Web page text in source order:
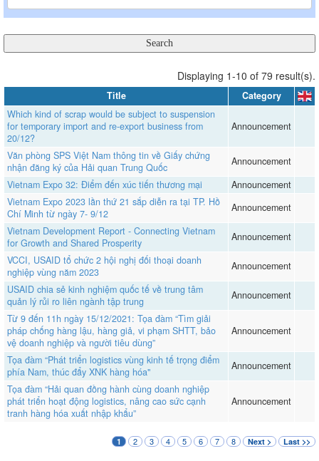
Displaying 1-10 of 79 result(s).
Title
Category
Which kind of scrap would be subject to suspension
for temporary import and re-export business from
20/12?
Announcement
Văn phòng SPS Việt Nam thông tin về Giấy chứng
nhận đăng ký của Hải quan Trung Quốc
Announcement
Vietnam Expo 32: Điểm đến xúc tiến thương mại
Announcement
Vietnam Expo 2023 lần thứ 21 sắp diễn ra tại TP. Hồ
Chí Minh từ ngày 7- 9/12
Announcement
Vietnam Development Report - Connecting Vietnam
for Growth and Shared Prosperity
Announcement
VCCI, USAID tổ chức 2 hội nghị đối thoại doanh
nghiệp vùng năm 2023
Announcement
USAID chia sẻ kinh nghiệm quốc tế về trung tâm
quản lý rủi ro liên ngành tập trung
Announcement
Từ 9 đến 11h ngày 15/12/2021: Tọa đàm “Tìm giải
pháp chống hàng lậu, hàng giả, vi phạm SHTT, bảo
vệ doanh nghiệp và người tiêu dùng”
Announcement
Tọa đàm “Phát triển logistics vùng kinh tế trọng điểm
phía Nam, thúc đẩy XNK hàng hóa"
Announcement
Tọa đàm “Hải quan đồng hành cùng doanh nghiệp
phát triển hoạt động logistics, nâng cao sức cạnh
tranh hàng hóa xuất nhập khẩu”
Announcement
1 2 3 4 5 6 7 8 Next > Last >>